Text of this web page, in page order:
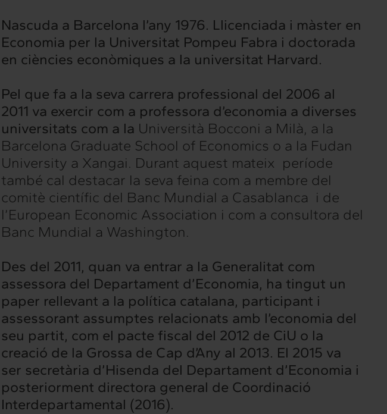
Nascuda a Barcelona l’any 1976. Llicenciada i màster en
Economia per la Universitat Pompeu Fabra i doctorada
en ciències econòmiques a la universitat Harvard.
Pel que fa a la seva carrera professional del 2006 al
2011 va exercir com a professora d’economia a diverses
universitats com a la Università Bocconi a Milà, a la
Barcelona Graduate School of Economics o a la Fudan
University a Xangai. Durant aquest mateix període
també cal destacar la seva feina com a membre del
comitè científic del Banc Mundial a Casablanca i de
l’European Economic Association i com a consultora del
Banc Mundial a Washington.
Des del 2011, quan va entrar a la Generalitat com
assessora del Departament d’Economia, ha tingut un
paper rellevant a la política catalana, participant i
assessorant assumptes relacionats amb l’economia del
seu partit, com el pacte fiscal del 2012 de CiU o la
creació de la Grossa de Cap d’Any al 2013. El 2015 va
ser secretària d’Hisenda del Departament d’Economia i
posteriorment directora general de Coordinació
Interdepartamental (2016).